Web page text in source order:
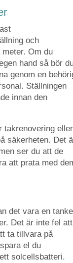
och
Om du
hand så bör
genom en
Ställningen
innan den
takrenovering eller
säkerheten. Det
ser du att de
att prata med
det vara en tanke
Det är inte fel att
ta tillvara på
el du
solcellsbatteri.